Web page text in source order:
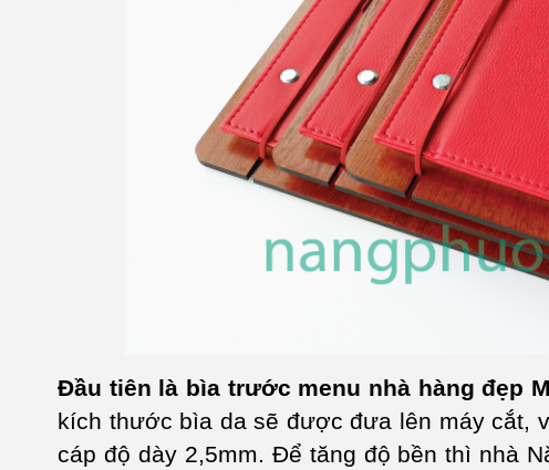
Đầu tiên là bìa trước menu nhà hàng đẹp
kích thước bìa da sẽ được đưa lên máy cắt,
cáp độ dày 2,5mm. Để tăng độ bền thì nhà